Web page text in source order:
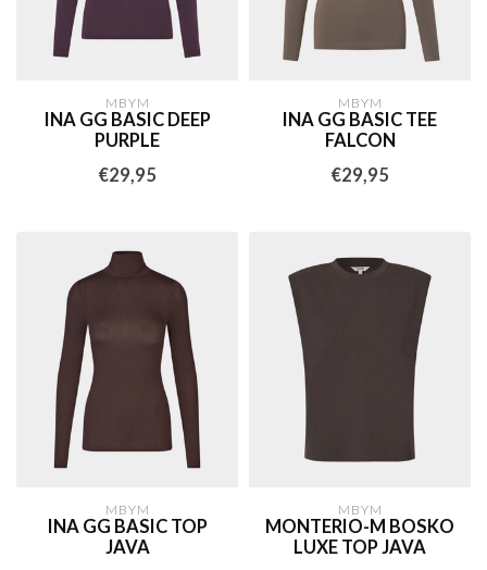
MBYM
INA GG BASIC DEEP
PURPLE
€29,95
MBYM
INA GG BASIC TEE
FALCON
€29,95
MBYM
INA GG BASIC TOP
JAVA
MBYM
MONTERIO-M BOSKO
LUXE TOP JAVA